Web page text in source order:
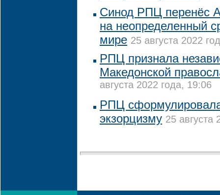
Синод РПЦ перенёс
на неопределенный
мире 25 августа 2022
РПЦ признала
Македонской
августа 2022 года, 19:06
РПЦ
экзорцизму 25 августа